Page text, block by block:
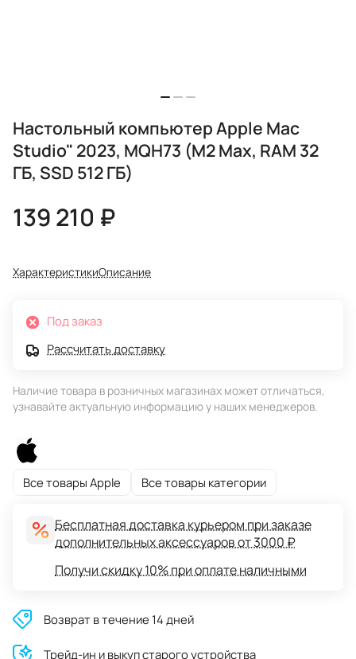
Настольный компьютер Apple Mac
Studio" 2023, MQH73 (M2 Max, RAM 32
ГБ, SSD 512 ГБ)
139 210 ₽
ХарактеристикиОписание
Под заказ
Рассчитать доставку
Наличие товара в розничных магазинах может отличаться,
узнавайте актуальную информацию у наших менеджеров.
Все товары Apple Все товары категории
Бесплатная доставка курьером при заказе
дополнительных аксессуаров от 3000 ₽
Получи скидку 10% при оплате наличными
Возврат в течение 14 дней
Трейд-ин и выкуп старого устройства